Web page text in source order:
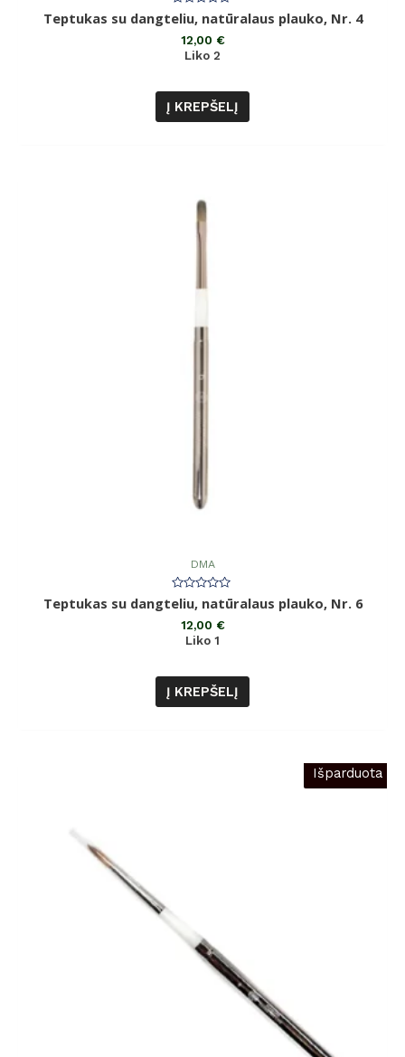
Įvertinimas:
0
Teptukas su dangteliu, natūralaus plauko, Nr. 4
12,00 €
Liko 2
Į KREPŠELĮ
DMA
Įvertinimas:
0
Teptukas su dangteliu, natūralaus plauko, Nr. 6
12,00 €
Liko 1
Į KREPŠELĮ
Išparduota